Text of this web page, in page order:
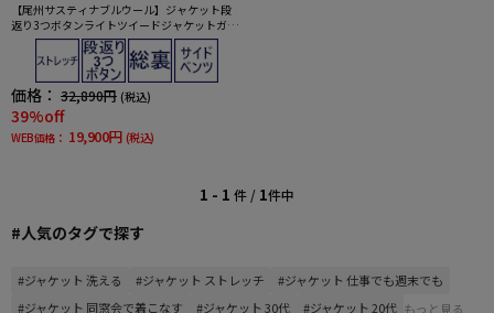
【尾州サスティナブルウール】ジャケット段
返り3つボタンライトツイードジャケットガン
クラブリッケンバッカー秋冬
価格： 32,890円 (税込)
39%off
WEB価格： 19,900円 (税込)
1 - 1 件 / 1件中
#人気のタグで探す
#ジャケット 洗える #ジャケット ストレッチ
#ジャケット 仕事でも週末でも
#ジャケット 同窓会で着こなす
#ジャケット 30代 #ジャケット 20代 もっと見る